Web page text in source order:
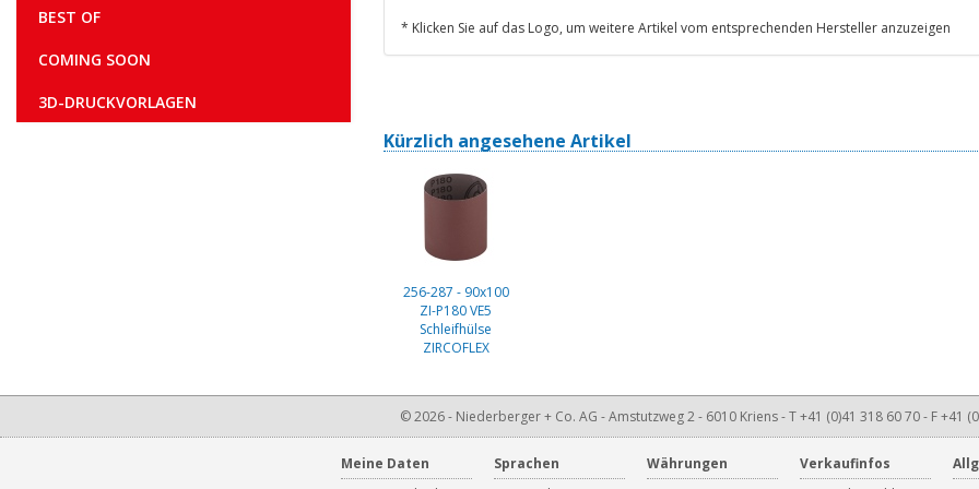
BEST OF
COMING SOON
3D-DRUCKVORLAGEN
* Klicken Sie auf das Logo, um weitere Artikel vom entsprechenden Hersteller anzuzeigen
Kürzlich angesehene Artikel
256-287 - 90x100
ZI-P180 VE5
Schleifhülse
ZIRCOFLEX
© 2026 - Niederberger + Co. AG - Amstutzweg 2 - 6010 Kriens - T +41 (0)41 318 60 70 - F +41
Meine Daten
Sprachen
Währungen
Verkaufinfos